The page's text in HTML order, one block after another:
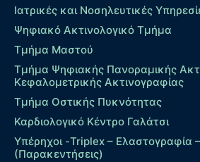
Ιατρικές και Νοσηλευτικές
Ψηφιακό Ακτινολογικό Τμήμα
Τμήμα Μαστού
Τμήμα Ψηφιακής Πανοραμικής
Κεφαλομετρικής Ακτινογραφίας
Τμήμα Οστικής Πυκνότητας
Καρδιολογικό Κέντρο Γαλάτσι
Υπέρηχοι -Triplex – Eλαστογραφία –
(Παρακεντήσεις)